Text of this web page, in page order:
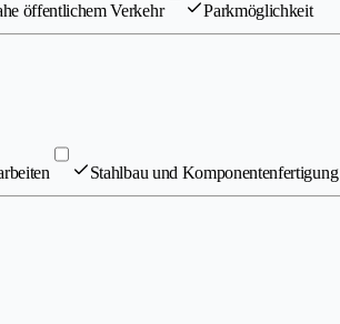
öffentlichem Verkehr Parkmöglichkeit
Stahlbau und Komponentenfertigung